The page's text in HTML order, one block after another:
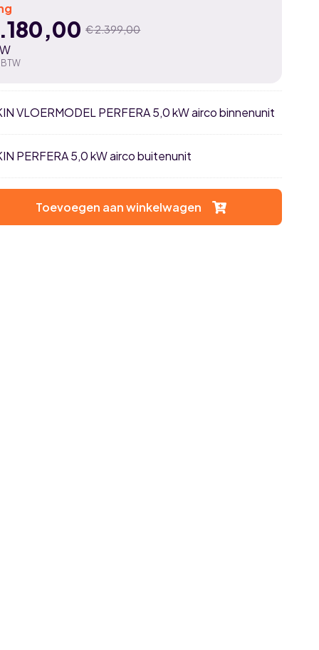
€2.399,00
VLOERMODEL PERFERA 5,0 kW airco binnenunit
PERFERA 5,0 kW airco buitenunit
Toevoegen aan winkelwagen